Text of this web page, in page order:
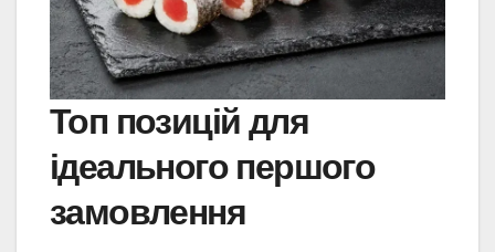
Топ позицій для
ідеального першого
замовлення